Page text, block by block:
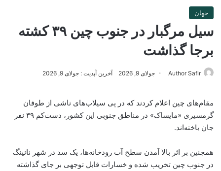
جهان
سیل مرگبار در جنوب چین ۳۹ کشته
برجا گذاشت
Author Safir جولای 9, 2026 آخرین آپدیت : جولای 9, 2026
مقام‌های چین اعلام کردند که در پی سیلاب‌های ناشی از طوفان
گرمسیری «مایساک» در مناطق جنوبی این کشور، دست‌کم ۳۹ نفر
جان باخته‌اند.
همچنین بر اثر بالا آمدن سطح آب رودخانه‌ها، یک سد در شهر نانینگ
در جنوب چین تخریب شده و خسارات قابل توجهی بر جای گذاشته